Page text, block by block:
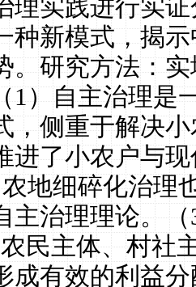
理实践进行实
种新模式，揭
。研究方法：
1）自主治理是
，侧重于解决
进了小农户与
地细碎化治理
主治理理论。（
民主体、村社
成有效的利益